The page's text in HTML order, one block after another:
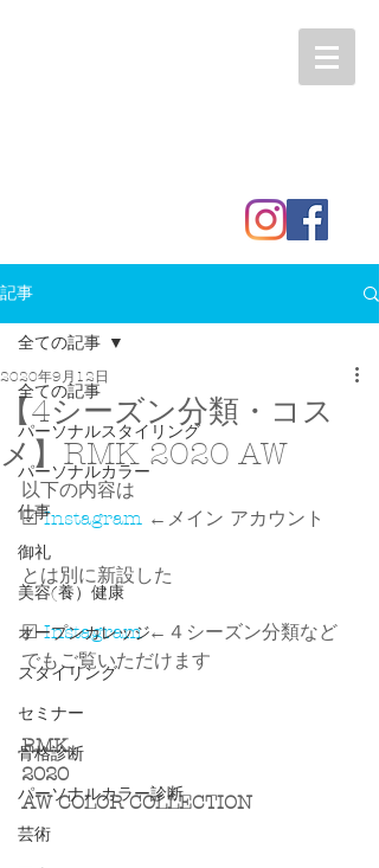
記事
全ての記事
パーソナルスタイリング
パーソナルカラー
仕事
御礼
美容(養）健康
オープンカレッジ
スタイリング
セミナー
骨格診断
パーソナルカラー診断
芸術
全ての記事
【4シーズン分類・コス
メ】RMK 2020 AW
2020年9月12日
以下の内容は
☑ Instagram ←メイン アカウント
とは別に新設した
☑ Instagram ←４シーズン分類など
でもご覧いただけます
RMK
2020
AW COLOR COLLECTION